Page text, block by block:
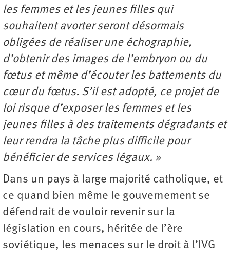
les femmes et les jeunes filles qui
souhaitent avorter seront désormais
obligées de réaliser une échographie,
d’obtenir des images de l’embryon ou du
fœtus et même d’écouter les battements du
cœur du fœtus. S’il est adopté, ce projet de
loi risque d’exposer les femmes et les
jeunes filles à des traitements dégradants et
leur rendra la tâche plus difficile pour
bénéficier de services légaux. »
Dans un pays à large majorité catholique, et
ce quand bien même le gouvernement se
défendrait de vouloir revenir sur la
législation en cours, héritée de l’ère
soviétique, les menaces sur le droit à l’IVG